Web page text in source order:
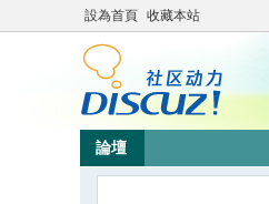
設為首頁 收藏本站
論壇